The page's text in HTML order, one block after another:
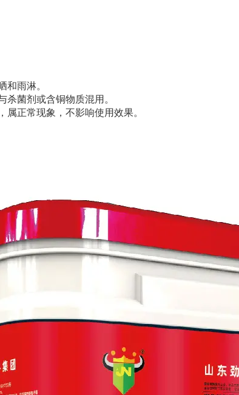
和雨淋。
杀菌剂或含铜物质混用。
属正常现象，不影响使用效果。